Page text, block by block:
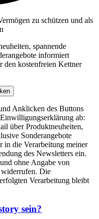
zu schützen und als
spannende
informiert
den kostenfreien Kettner
Anklicken des Buttons
ab:
über Produktneuheiten,
Sonderangebote
die Verarbeitung meiner
des Newsletters ein.
ohne Angabe von
Die
Verarbeitung bleibt
sein?